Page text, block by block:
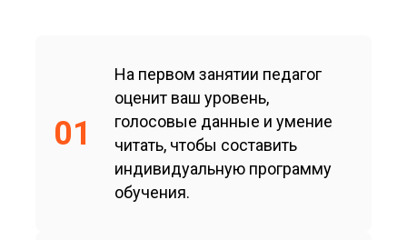
01
На первом занятии педагог
оценит ваш уровень,
голосовые данные и умение
читать, чтобы составить
индивидуальную программу
обучения.